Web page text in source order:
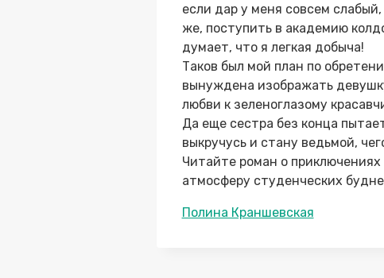
если дар у меня совсем
же, поступить в академию
думает, что я легкая добыча!
Таков был мой план по
вынуждена изображать
любви к зеленоглазому
Да еще сестра без конца
выкручусь и стану ведьмой,
Читайте роман о
атмосферу студенческих
Метки
Полина Краншевская